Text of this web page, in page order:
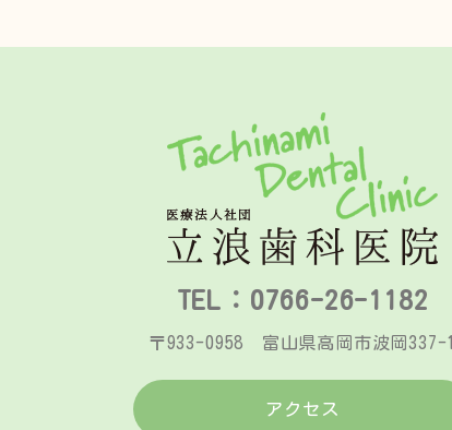
TEL：0766-26-1182
〒933-0958 富山県高岡市波岡337-1
アクセス